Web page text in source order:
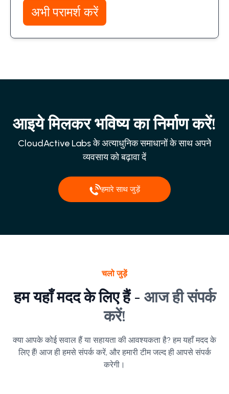
अभी परामर्श करें
आइये मिलकर भविष्य का निर्माण करें!
CloudActive Labs के अत्याधुनिक समाधानों के साथ अपने
व्यवसाय को बढ़ावा दें
हमारे साथ जुड़ें
चलो जुड़ें
हम यहाँ मदद के लिए हैं - आज ही संपर्क
करें!
क्या आपके कोई सवाल हैं या सहायता की आवश्यकता है? हम यहाँ मदद के
लिए हैं! आज ही हमसे संपर्क करें, और हमारी टीम जल्द ही आपसे संपर्क
करेगी।